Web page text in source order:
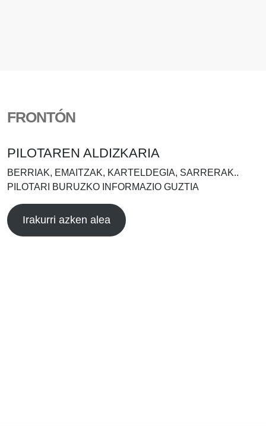
FRONTÓN
PILOTAREN ALDIZKARIA
BERRIAK, EMAITZAK, KARTELDEGIA, SARRERAK..
PILOTARI BURUZKO INFORMAZIO GUZTIA
Irakurri azken alea